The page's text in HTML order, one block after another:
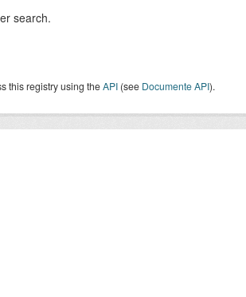
search.
this registry using theAPI (see Documente API).